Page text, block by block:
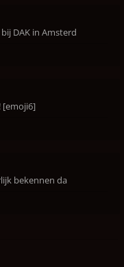
DAK in Amsterd
[emoji6]
bekennen da